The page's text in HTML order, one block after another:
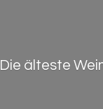
Die älteste